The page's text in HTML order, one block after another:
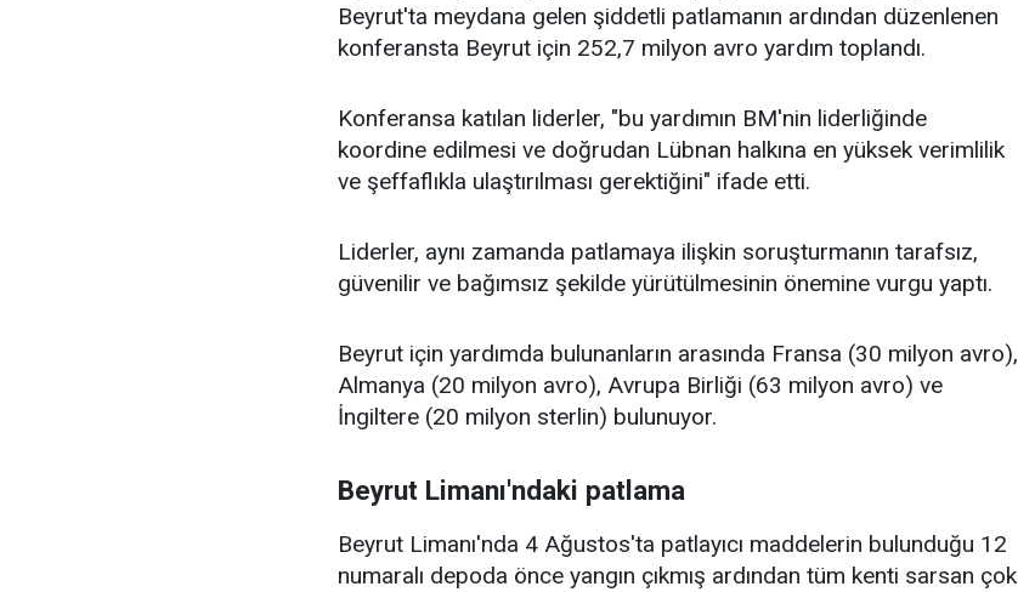
Beyrut'ta meydana gelen şiddetli patlamanın ardından düzenlenen
konferansta Beyrut için 252,7 milyon avro yardım toplandı.
Konferansa katılan liderler, "bu yardımın BM'nin liderliğinde
koordine edilmesi ve doğrudan Lübnan halkına en yüksek verimlilik
ve şeffaflıkla ulaştırılması gerektiğini" ifade etti.
Liderler, aynı zamanda patlamaya ilişkin soruşturmanın tarafsız,
güvenilir ve bağımsız şekilde yürütülmesinin önemine vurgu yaptı.
Beyrut için yardımda bulunanların arasında Fransa (30 milyon avro),
Almanya (20 milyon avro), Avrupa Birliği (63 milyon avro) ve
İngiltere (20 milyon sterlin) bulunuyor.
Beyrut Limanı'ndaki patlama
Beyrut Limanı'nda 4 Ağustos'ta patlayıcı maddelerin bulunduğu 12
numaralı depoda önce yangın çıkmış ardından tüm kenti sarsan çok